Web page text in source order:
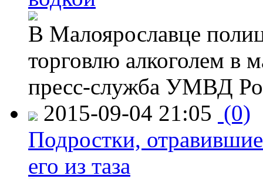
В Малоярославце
торговлю алкоголем в
пресс-служба УМВД
2015-09-04 21:05 (0)
Подростки,
его из таза